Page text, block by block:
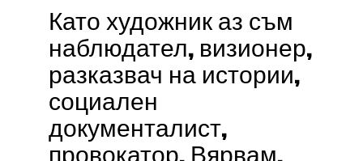
Като художник аз съм
наблюдател, визионер,
разказвач на истории,
социален
документалист,
провокатор. Вярвам,